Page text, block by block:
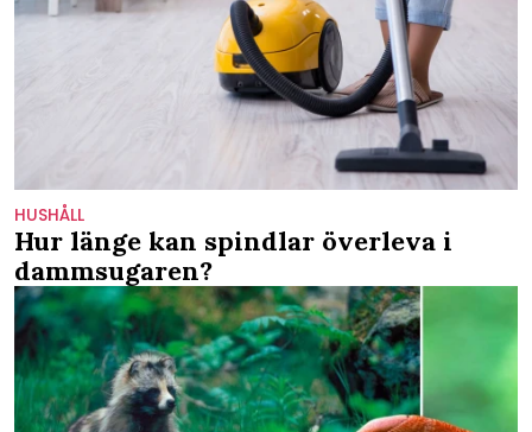
HUSHÅLL
Hur länge kan spindlar överleva i
dammsugaren?